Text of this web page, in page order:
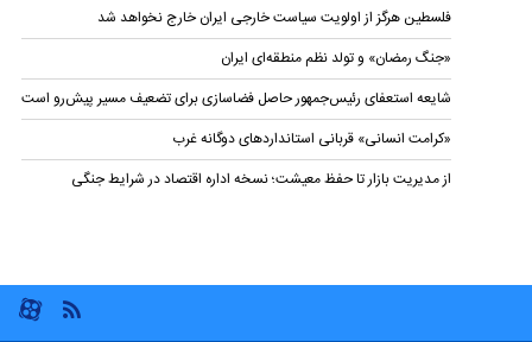
فلسطین هرگز از اولویت سیاست خارجی ایران خارج نخواهد شد
«جنگ رمضان» و تولد نظم منطقه‌ای ایران
شایعه استعفای رئیس‌جمهور حاصل فضاسازی برای تضعیف مسیر پیش‌رو است
«کرامت انسانی» قربانی استاندارد‌های دوگانه غرب
از مدیریت بازار تا حفظ معیشت؛ نسخه اداره اقتصاد در شرایط جنگی